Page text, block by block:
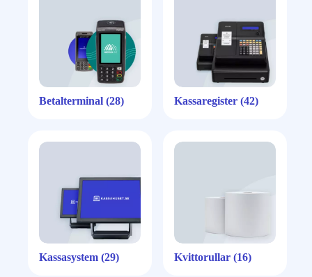
Betalterminal (28) Kassaregister(42)
Kassasystem (29) Kvittorullar(16)